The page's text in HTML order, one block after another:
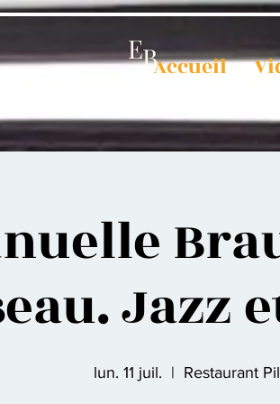
Accueil
EB
Jazz
lun. 11 juil.
  |
Restaurant